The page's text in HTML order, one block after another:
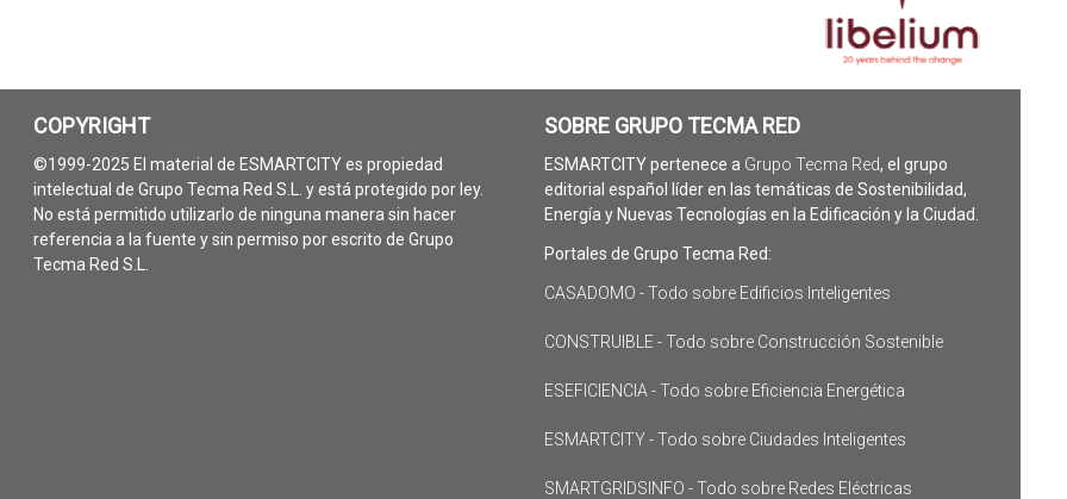
COPYRIGHT
©1999-2025 El material de ESMARTCITY es propiedad
intelectual de Grupo Tecma Red S.L. y está protegido por ley.
No está permitido utilizarlo de ninguna manera sin hacer
referencia a la fuente y sin permiso por escrito de Grupo
Tecma Red S.L.
SOBRE GRUPO TECMA RED
ESMARTCITY pertenece a Grupo Tecma Red, el grupo
editorial español líder en las temáticas de Sostenibilidad,
Energía y Nuevas Tecnologías en la Edificación y la Ciudad.
Portales de Grupo Tecma Red:
CASADOMO - Todo sobre Edificios Inteligentes
CONSTRUIBLE - Todo sobre Construcción Sostenible
ESEFICIENCIA - Todo sobre Eficiencia Energética
ESMARTCITY - Todo sobre Ciudades Inteligentes
SMARTGRIDSINFO - Todo sobre Redes Eléctricas